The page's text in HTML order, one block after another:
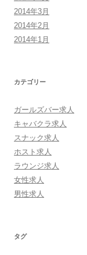
2014年3月
2014年2月
2014年1月
カテゴリー
ガールズバー求人
キャバクラ求人
スナック求人
ホスト求人
ラウンジ求人
女性求人
男性求人
タグ